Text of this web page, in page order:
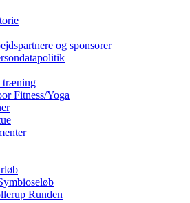
og sponsorer
træning
Fitness/Yoga
Runden